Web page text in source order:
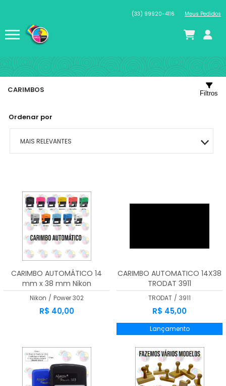
(33) 99920-4116 Meus Pedidos
CARIMBOS
Ordenar por
MAIS RELEVANTES
MENOR PREÇO
MAIOR PREÇO
A - Z
Filtros
CARIMBO AUTOMÁTICO 14
mm x 38 mm Nikon
Nikon / Power 302
R$ 40,00
CARIMBO AUTOMATICO 14X38
TRODAT 3911
TRODAT / 3911
R$ 45,00
Lançamento